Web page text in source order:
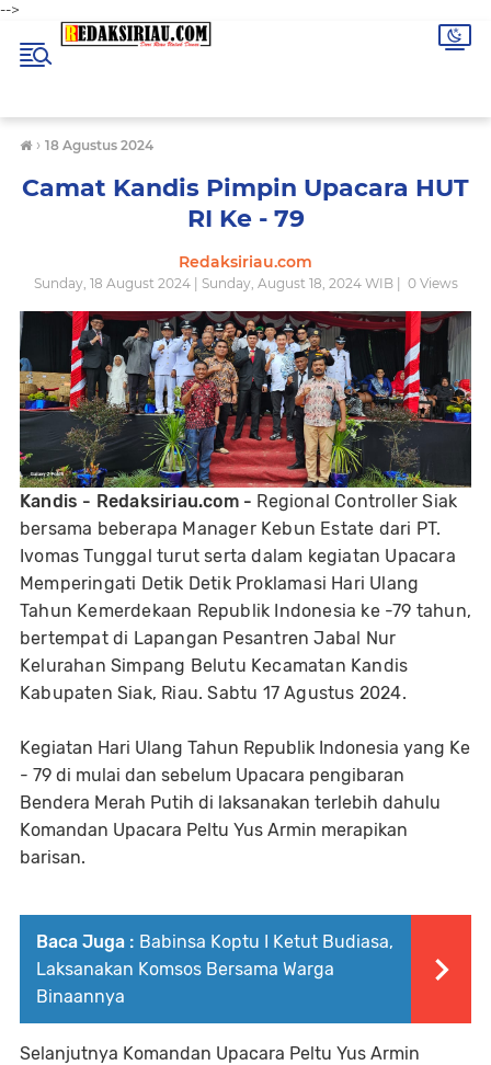
-->
› 18 Agustus 2024
Camat Kandis Pimpin Upacara HUT
RI Ke - 79
Redaksiriau.com
Sunday, 18 August 2024 | Sunday, August 18, 2024 WIB | 0Views
Kandis - Redaksiriau.com - Regional Controller Siak
bersama beberapa Manager Kebun Estate dari PT.
Ivomas Tunggal turut serta dalam kegiatan Upacara
Memperingati Detik Detik Proklamasi Hari Ulang
Tahun Kemerdekaan Republik Indonesia ke -79 tahun,
bertempat di Lapangan Pesantren Jabal Nur
Kelurahan Simpang Belutu Kecamatan Kandis
Kabupaten Siak, Riau. Sabtu 17 Agustus 2024.
Kegiatan Hari Ulang Tahun Republik Indonesia yang Ke
- 79 di mulai dan sebelum Upacara pengibaran
Bendera Merah Putih di laksanakan terlebih dahulu
Komandan Upacara Peltu Yus Armin merapikan
barisan.
Baca Juga : Babinsa Koptu I Ketut Budiasa,
Laksanakan Komsos Bersama Warga
Binaannya
Selanjutnya Komandan Upacara Peltu Yus Armin